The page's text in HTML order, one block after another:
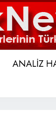
ANALİZ